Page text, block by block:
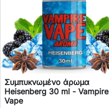
 Γρήγορη προβολή
Συμπυκνωμένο άρωμα
Heisenberg 30 ml - Vampire
Vape